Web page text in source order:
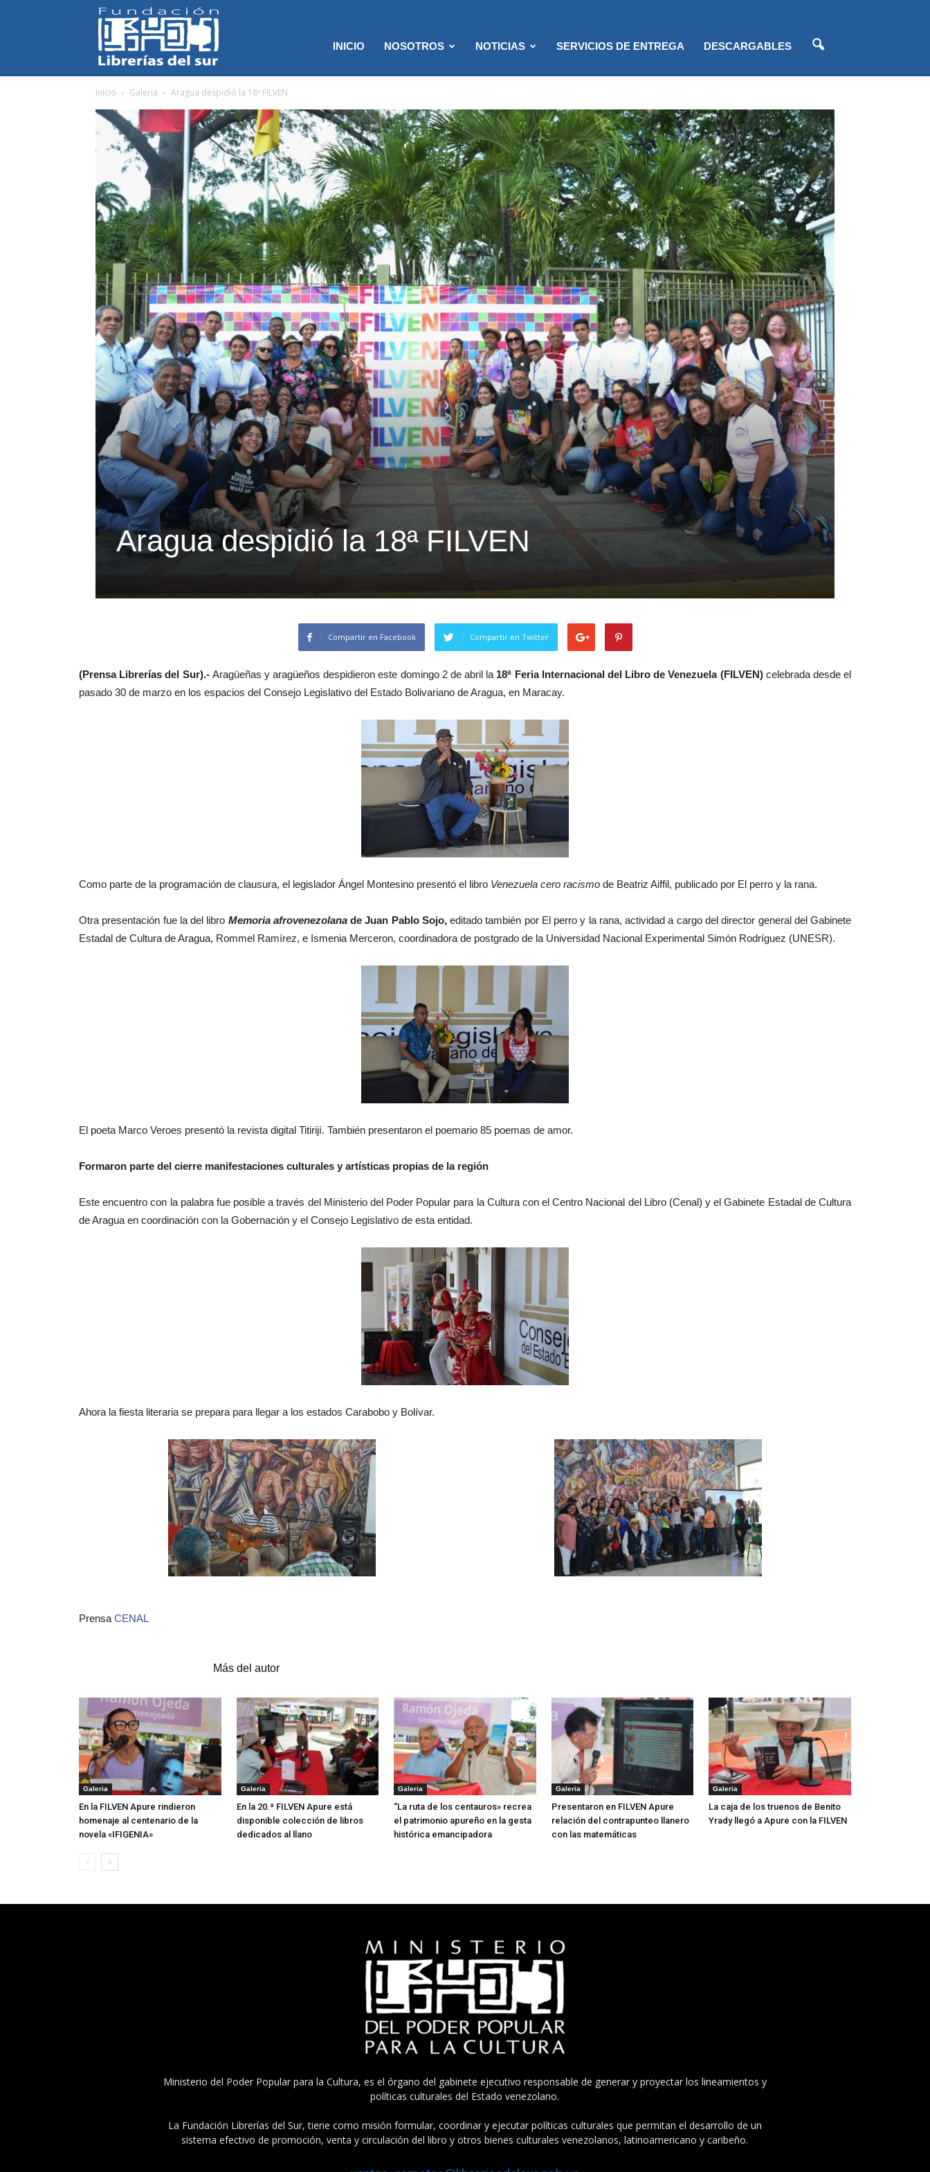
Librerías
del
Sur
INICIO NOSOTROS NOTICIAS SERVICIOS DE ENTREGA DESCARGABLES
Inicio Galeria Aragua despidió la 18ª FILVEN
Aragua despidió la 18ª FILVEN
Compartir en Facebook Compartir en Twitter
(Prensa Librerías del Sur).- Aragüeñas y aragüeños despidieron este domingo 2 de abril la 18ª Feria Internacional del Libro de Venezuela (FILVEN)celebrada desde el
pasado 30 de marzo en los espacios del Consejo Legislativo del Estado Bolivariano de Aragua, en Maracay.
Como parte de la programación de clausura, el legislador Ángel Montesino presentó el libro Venezuela cero racismo de Beatriz Aiffil, publicado por El perro y la rana.
Otra presentación fue la del libro Memoria afrovenezolanade Juan Pablo Sojo,editado también por El perro y la rana, actividad a cargo del director general del Gabinete
Estadal de Cultura de Aragua, Rommel Ramírez, e Ismenia Merceron, coordinadora de postgrado de la Universidad Nacional Experimental Simón Rodríguez (UNESR).
El poeta Marco Veroes presentó la revista digital Titirijí. También presentaron el poemario 85 poemas de amor.
Formaron parte del cierre manifestaciones culturales y artísticas propias de la región
Este encuentro con la palabra fue posible a través del Ministerio del Poder Popular para la Cultura con el Centro Nacional del Libro (Cenal) y el Gabinete Estadal de Cultura
de Aragua en coordinación con la Gobernación y el Consejo Legislativo de esta entidad.
Ahora la fiesta literaria se prepara para llegar a los estados Carabobo y Bolívar.
Prensa CENAL
Más del autor
Galeria
En la FILVEN Apure rindieron
homenaje al centenario de la
novela «IFIGENIA»
Galeria
En la 20.ª FILVEN Apure está
disponible colección de libros
dedicados al llano
Galeria
“La ruta de los centauros» recrea
el patrimonio apureño en la gesta
histórica emancipadora
Galeria
Presentaron en FILVEN Apure
relación del contrapunteo llanero
con las matemáticas
Galeria
La caja de los truenos de Benito
Yrady llegó a Apure con la FILVEN
Ministerio del Poder Popular para la Cultura, es el órgano del gabinete ejecutivo responsable de generar y proyectar los lineamientos y
políticas culturales del Estado venezolano.
La Fundación Librerías del Sur, tiene como misión formular, coordinar y ejecutar políticas culturales que permitan el desarrollo de un
sistema efectivo de promoción, venta y circulación del libro y otros bienes culturales venezolanos, latinoamericano y caribeño.